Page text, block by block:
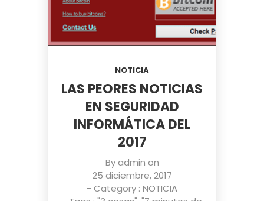
NOTICIA
LAS PEORES NOTICIAS
EN SEGURIDAD
INFORMÁTICA DEL
2017
Byadmin on
25 diciembre, 2017
- Category : NOTICIA